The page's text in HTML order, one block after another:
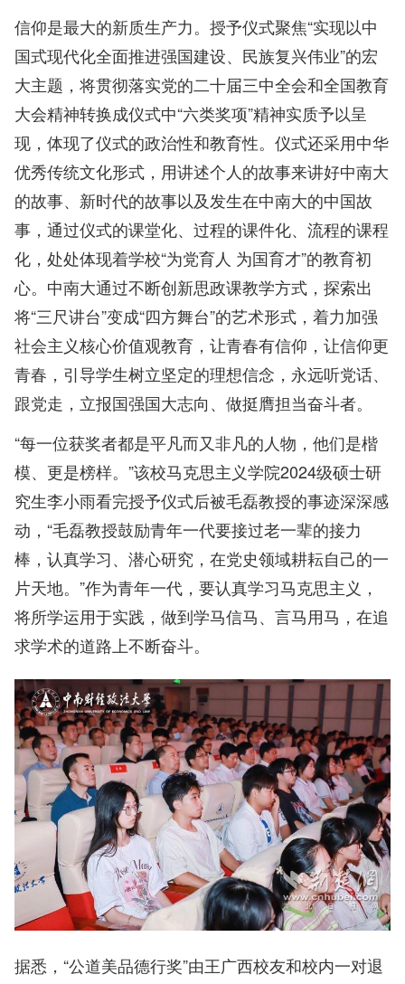
信仰是最大的新质生产力。授予仪式聚焦“实现以中
国式现代化全面推进强国建设、民族复兴伟业”的宏
大主题，将贯彻落实党的二十届三中全会和全国教育
大会精神转换成仪式中“六类奖项”精神实质予以呈
现，体现了仪式的政治性和教育性。仪式还采用中华
优秀传统文化形式，用讲述个人的故事来讲好中南大
的故事、新时代的故事以及发生在中南大的中国故
事，通过仪式的课堂化、过程的课件化、流程的课程
化，处处体现着学校“为党育人 为国育才”的教育初
心。中南大通过不断创新思政课教学方式，探索出
将“三尺讲台”变成“四方舞台”的艺术形式，着力加强
社会主义核心价值观教育，让青春有信仰，让信仰更
青春，引导学生树立坚定的理想信念，永远听党话、
跟党走，立报国强国大志向、做挺膺担当奋斗者。
“每一位获奖者都是平凡而又非凡的人物，他们是楷
模、更是榜样。”该校马克思主义学院2024级硕士研
究生李小雨看完授予仪式后被毛磊教授的事迹深深感
动，“毛磊教授鼓励青年一代要接过老一辈的接力
棒，认真学习、潜心研究，在党史领域耕耘自己的一
片天地。”作为青年一代，要认真学习马克思主义，
将所学运用于实践，做到学马信马、言马用马，在追
求学术的道路上不断奋斗。
据悉，“公道美品德行奖”由王广西校友和校内一对退